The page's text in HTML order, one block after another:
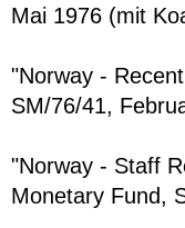
Mai 1976 (mit
"Norway -
SM/76/41,
"Norway - Staff
Monetary Fund,